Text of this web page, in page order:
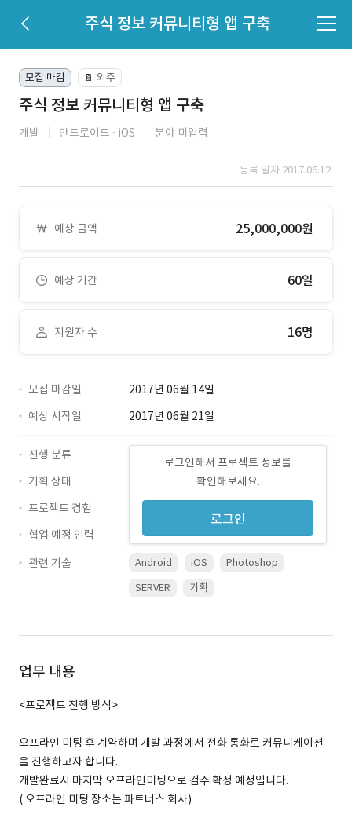
주식 정보 커뮤니티형 앱 구축
모집 마감 📔 외주
주식 정보 커뮤니티형 앱 구축
개발 안드로이드 iOS 분야 미입력
등록 일자 2017.06.12.
예상 금액 25,000,000원
예상 기간 60일
지원자 수 16명
모집 마감일
2017년 06월 14일
예상 시작일
2017년 06월 21일
로그인해서 프로젝트 정보를
확인해보세요.
로그인
진행 분류
기획 상태
프로젝트 경험
협업 예정 인력
관련 기술
Android iOS
Photoshop
SERVER
기획
업무 내용
<프로젝트 진행 방식>
오프라인 미팅 후 계약하며 개발 과정에서 전화 통화로 커뮤니케이션
을 진행하고자 합니다.
개발완료시 마지막 오프라인미팅으로 검수 확정 예정입니다.
( 오프라인 미팅 장소는 파트너스 회사)